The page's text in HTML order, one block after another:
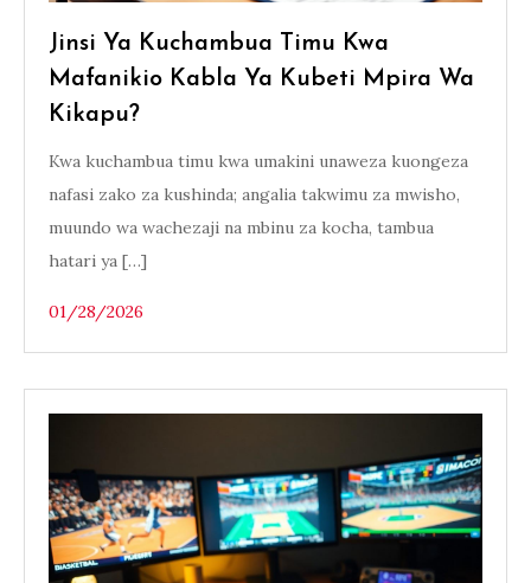
Jinsi Ya Kuchambua Timu Kwa
Mafanikio Kabla Ya Kubeti Mpira Wa
Kikapu?
Kwa kuchambua timu kwa umakini unaweza kuongeza
nafasi zako za kushinda; angalia takwimu za mwisho,
muundo wa wachezaji na mbinu za kocha, tambua
hatari ya […]
01/28/2026